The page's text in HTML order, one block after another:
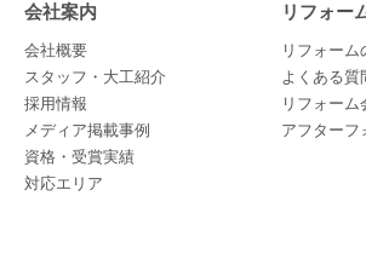
会社案内
会社概要
スタッフ・大工紹介
採用情報
メディア掲載事例
資格・受賞実績
対応エリア
リフォー
リフォーム
よくある質
リフォー
アフターフ